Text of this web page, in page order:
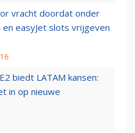
vracht doordat onder
easyJet slots vrijgeven
biedt LATAM kansen:
in op nieuwe